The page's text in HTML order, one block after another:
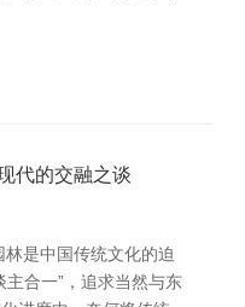
代的交融之谈
是中国传统文化的迫
合一”，追求当然与东